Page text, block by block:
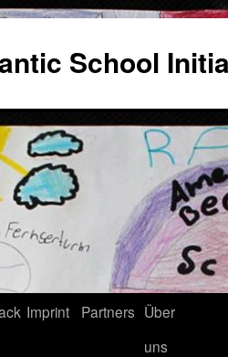
School
Imprint Partners Über
uns